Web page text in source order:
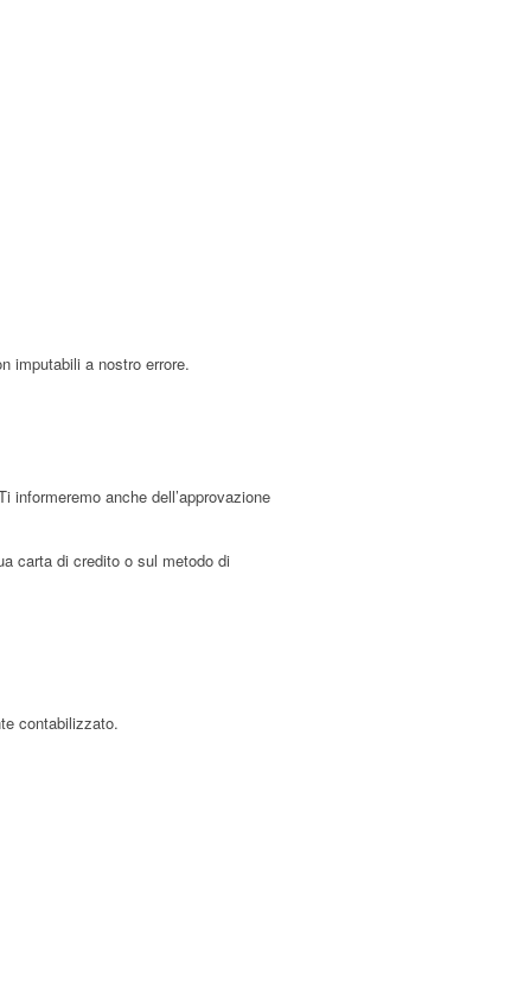
imputabili a nostro errore.
informeremo anche dell’approvazione
carta di credito o sul metodo di
contabilizzato.